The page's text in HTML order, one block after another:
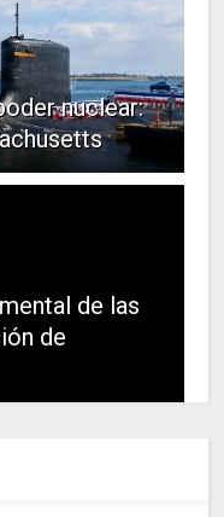
nuclear:
de las
de